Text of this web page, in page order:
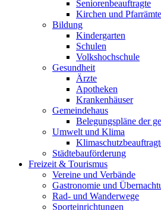
Seniorenbeauftragte
Kirchen und
Bildung
Kindergarten
Schulen
Volkshochschule
Gesundheit
Ärzte
Apotheken
Krankenhäuser
Gemeindehaus
Belegungspläne der
Umwelt und Klima
Städtebauförderung
Freizeit & Tourismus
Vereine und Verbände
Gastronomie und
Rad- und Wanderwege
Sporteinrichtungen